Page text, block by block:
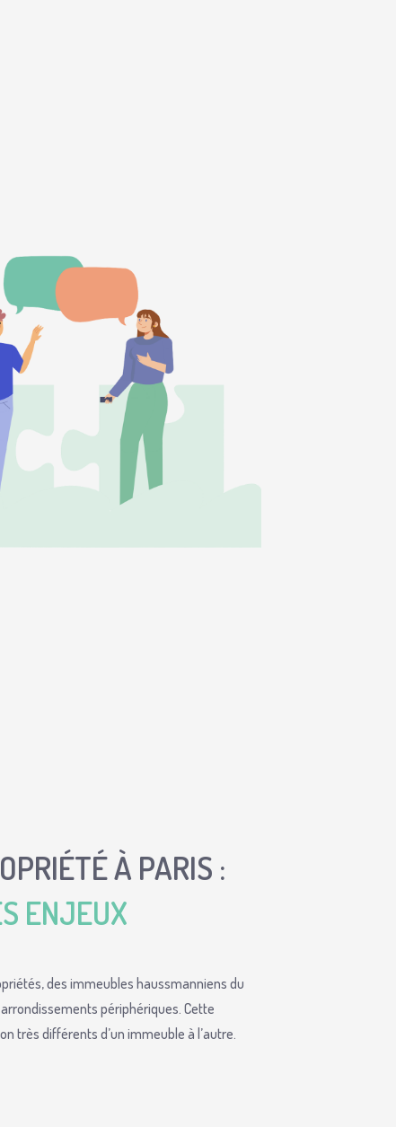
À PARIS :
ENJEUX
des immeubles haussmanniens du
périphériques. Cette
très différents d’un immeuble à l’autre.